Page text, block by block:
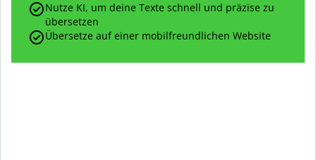
Nutze KI, um deine Texte schnell und präzise zu
übersetzen
Übersetze auf einer mobilfreundlichen Website